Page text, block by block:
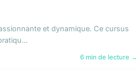
et dynamique. Ce cursus
6 min de lecture →